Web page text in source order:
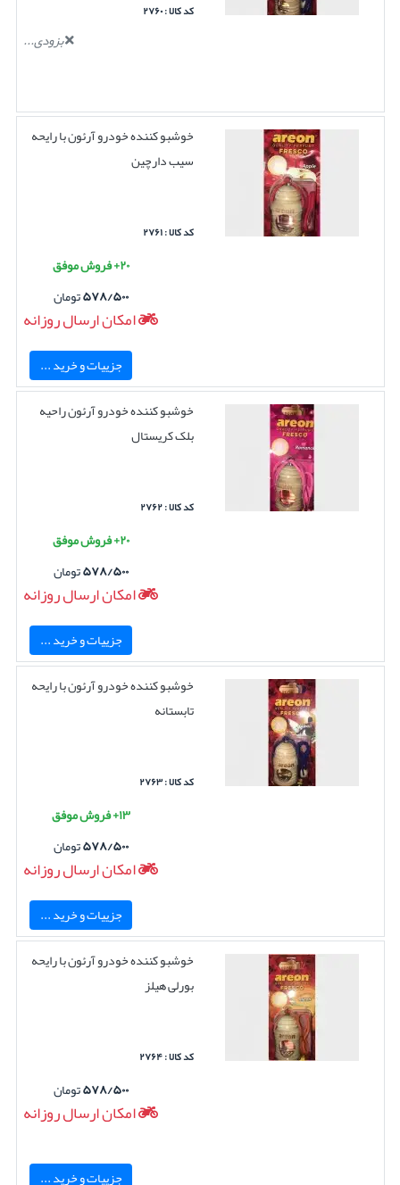
کد کالا : ۲۷۶۰
بزودی...
خوشبو کننده خودرو آرئون با رایحه
سیب دارچین
کد کالا : ۲۷۶۱
۲۰+ فروش موفق
۵۷۸/۵۰۰تومان
امکان ارسال روزانه
جزییات و خرید ...
خوشبو کننده خودرو آرئون راحیه
بلک کریستال
کد کالا : ۲۷۶۲
۲۰+ فروش موفق
۵۷۸/۵۰۰تومان
امکان ارسال روزانه
جزییات و خرید ...
خوشبو کننده خودرو آرئون با رایحه
تابستانه
کد کالا : ۲۷۶۳
۱۳+ فروش موفق
۵۷۸/۵۰۰تومان
امکان ارسال روزانه
جزییات و خرید ...
خوشبو کننده خودرو آرئون با رایحه
بورلی هیلز
کد کالا : ۲۷۶۴
۵۷۸/۵۰۰تومان
امکان ارسال روزانه
جزییات و خرید ...